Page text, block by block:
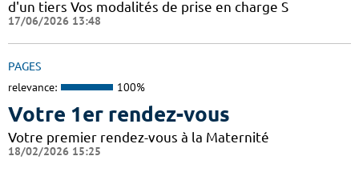
d'un tiers Vos modalités de prise en charge S
17/06/2026 13:48
PAGES
relevance: 100%
Votre 1er rendez-vous
Votre premier rendez-vous à la Maternité
18/02/2026 15:25